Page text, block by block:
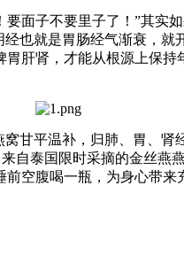
面子不要里子了！”其实
也就是胃肠经气渐衰，
肝肾，才能从根源上保
甘平温补，归肺、胃、
泰国限时采摘的金丝燕
空腹喝一瓶，为身心带来